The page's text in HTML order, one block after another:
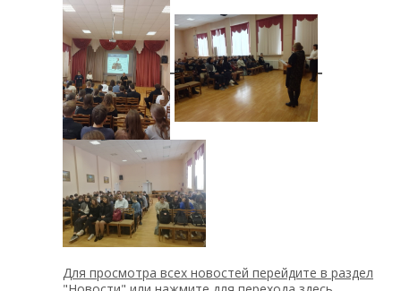
Для просмотра всех новостей перейдите в раздел